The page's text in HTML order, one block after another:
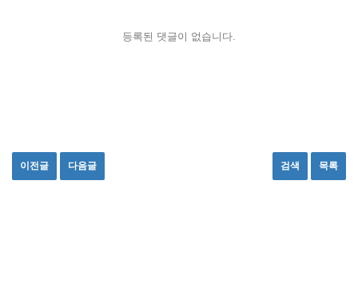
등록된 댓글이 없습니다.
이전글 다음글 검색 목록